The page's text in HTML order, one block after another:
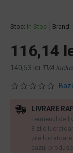
Stoc: În Stoc Brand:
116,14
140,53 lei TVA
LIVRARE
Termenul de
3 zile
zile
cazul